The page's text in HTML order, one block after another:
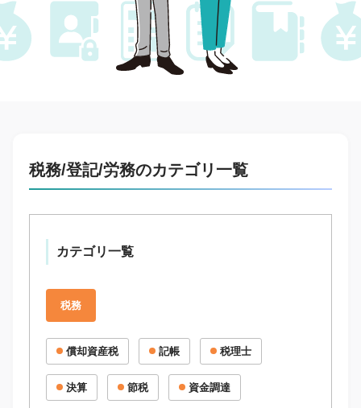
税務/登記/労務のカテゴリ一覧
カテゴリ一覧
税務
償却資産税 記帳 税理士
決算 節税 資金調達